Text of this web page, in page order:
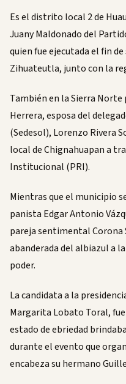
Es el distrito local 2 de
Juany Maldonado del
quien fue ejecutada el fin
Zihuateutla, junto con la
También en la Sierra Norte
Herrera, esposa del
(Sedesol), Lorenzo Rivera
local de Chignahuapan a
Institucional (PRI).
Mientras que el municipio
panista Edgar Antonio
pareja sentimental Corona
abanderada del albiazul a
poder.
La candidata a la
Margarita Lobato Toral,
estado de ebriedad
durante el evento que
encabeza su hermano